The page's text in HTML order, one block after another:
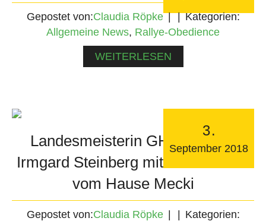
Gepostet von:Claudia Röpke
Kategorien:
Allgemeine News, Rallye-Obedience
WEITERLESEN
Landesmeisterin GHS 2018 ist
Irmgard Steinberg mit Ihrem Faros
vom Hause Mecki
3.
September 2018
Gepostet von:Claudia Röpke
Kategorien: